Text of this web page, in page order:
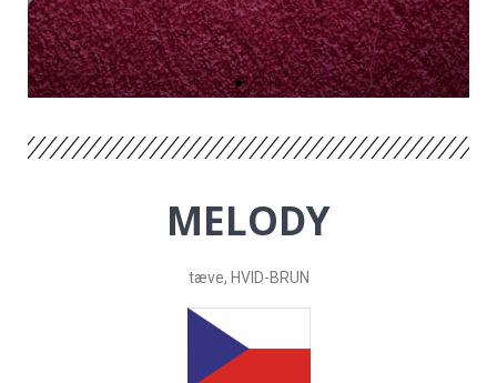
MELODY
tæve, HVID-BRUN